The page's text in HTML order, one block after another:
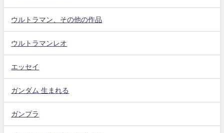
ウルトラマン、その他の作品
ウルトラマンレオ
エッセイ
ガンダム 生まれる
ガンプラ